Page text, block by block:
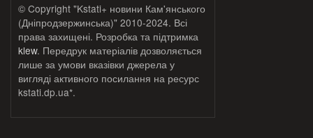
© Copyright "Kstati+ новини Кам'янського
(Дніпродзержинська)" 2010-2024. Всі
права захищені. Розробка та підтримка
klew. Передрук матеріалів дозволяється
лише за умови вказівки джерела у
вигляді активного посилання на ресурс
kstati.dp.ua*.